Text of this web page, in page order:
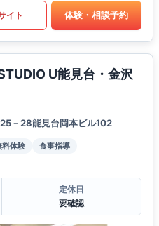
イト 体験・相談予約
U能見台・金沢
－28能見台岡本ビル102
料体験
食事指導
定休日
要確認